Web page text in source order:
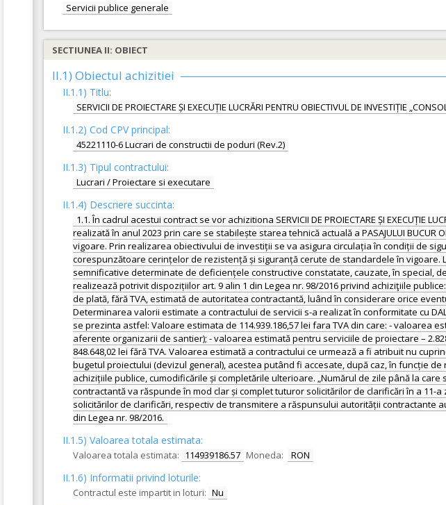
Servicii publice generale
SECTIUNEA II: OBIECT
II.1) Obiectul achizitiei
II.1.1) Titlu:
SERVICII DE PROIECTARE ȘI EXECUȚIE LUCRĂRI PENTRU OBIECTIVUL DE INVESTIȚIE
II.1.2) Cod CPV principal:
45221110-6 Lucrari de constructii de poduri (Rev.2)
II.1.3) Tipul contractului:
Lucrari / Proiectare si executare
II.1.4) Descriere succinta:
1.1. În cadrul acestui contract se vor achizitiona SERVICII DE PROIECTARE ȘI EXECUȚIE
realizată în anul 2023 prin care se stabilește starea tehnică actuală a PASAJULUI
vigoare. Prin realizarea obiectivului de investiții se va asigura circulația în condiții de
corespunzătoare cerințelor de rezistență și siguranță cerute de standardele în
semnificative determinate de deficiențele constructive constatate, cauzate, în special,
realizează potrivit dispozițiilor art. 9 alin 1 din Legea nr. 98/2016 privind achiziţiile
de plată, fără TVA, estimată de autoritatea contractantă, luând în considerare orice
Determinarea valorii estimate a contractului de servicii s-a realizat în conformitate cu
se prezinta astfel: Valoare estimata de 114.939.186,57 lei fara TVA din care: - valoarea
aferente organizarii de santier); - valoarea estimată pentru serviciile de proiectare –
848.648,02 lei fără TVA. Valoarea estimată a contractului ce urmează a fi atribuit nu
bugetul proiectului (devizul general), acestea putând fi accesate, după caz, în funcție
achizițiile publice, cumodificările și completările ulterioare. „Numărul de zile până la
contractantă va răspunde în mod clar și complet tuturor solicitărilor de clarificări în a
solicitărilor de clarificări, respectiv de transmitere a răspunsului autorității contractante
din Legea nr. 98/2016.
II.1.5) Valoarea totala estimata:
Valoarea totala estimata: 114939186.57 Moneda: RON
II.1.6) Informatii privind loturile:
Contractul este impartit in loturi: Nu